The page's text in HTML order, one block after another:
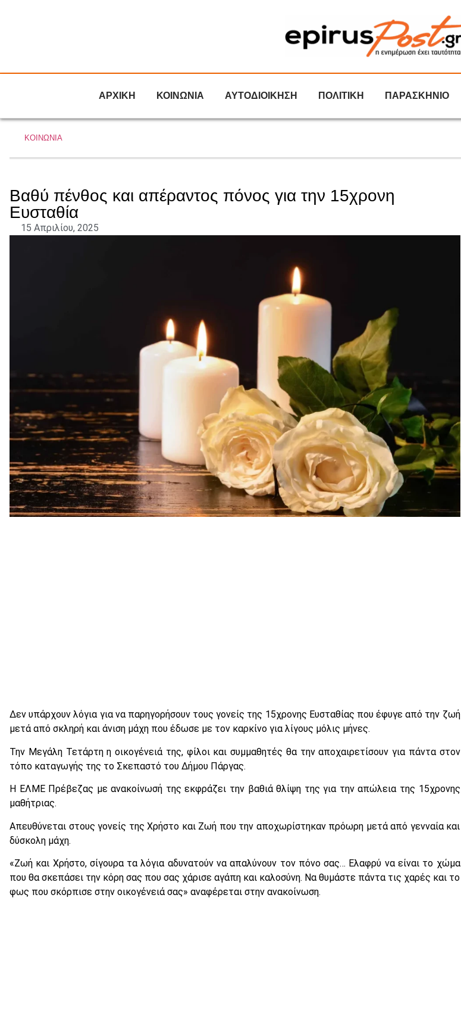
ΑΡΧΙΚΗ ΚΟΙΝΩΝΙΑ ΑΥΤΟΔΙΟΙΚΗΣΗ ΠΟΛΙΤΙΚΗ ΠΑΡΑΣΚΗΝΙΟ
ΚΟΙΝΩΝΙΑ
Βαθύ πένθος και απέραντος πόνος για την 15χρονη
Ευσταθία
15 Απριλίου, 2025
Δεν υπάρχουν λόγια για να παρηγορήσουν τους γονείς της 15χρονης Ευσταθίας που έφυγε από την ζωή
μετά από σκληρή και άνιση μάχη που έδωσε με τον καρκίνο για λίγους μόλις μήνες.
Την Μεγάλη Τετάρτη η οικογένειά της, φίλοι και συμμαθητές θα την αποχαιρετίσουν για πάντα στον
τόπο καταγωγής της το Σκεπαστό του Δήμου Πάργας.
Η ΕΛΜΕ Πρέβεζας με ανακοίνωσή της εκφράζει την βαθιά θλίψη της για την απώλεια της 15χρονης
μαθήτριας.
Απευθύνεται στους γονείς της Χρήστο και Ζωή που την αποχωρίστηκαν πρόωρη μετά από γενναία και
δύσκολη μάχη.
«Ζωή και Χρήστο, σίγουρα τα λόγια αδυνατούν να απαλύνουν τον πόνο σας… Ελαφρύ να είναι το χώμα
που θα σκεπάσει την κόρη σας που σας χάρισε αγάπη και καλοσύνη. Να θυμάστε πάντα τις χαρές και το
φως που σκόρπισε στην οικογένειά σας» αναφέρεται στην ανακοίνωση.